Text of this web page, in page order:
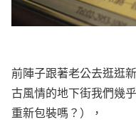
前陣子跟著老公去逛逛
古風情的地下街我們幾
重新包裝嗎？），